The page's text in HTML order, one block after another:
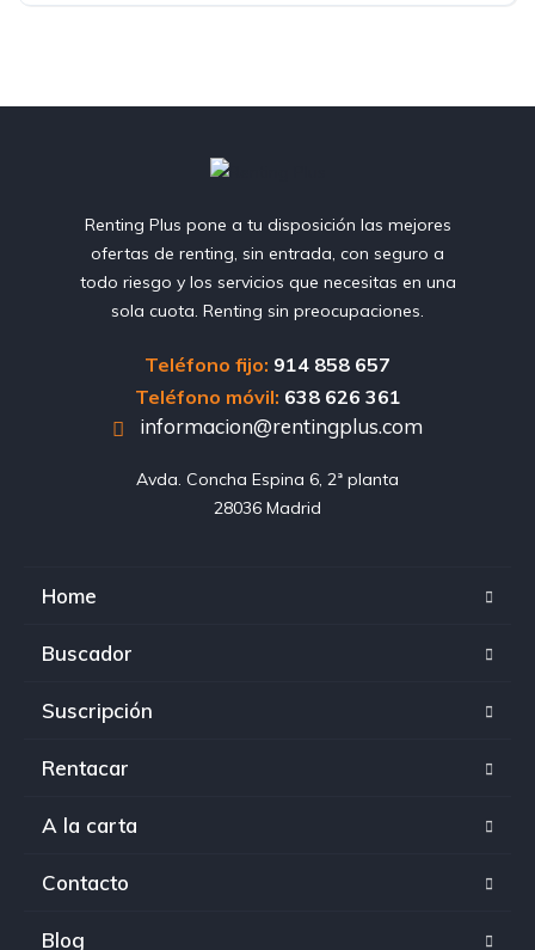
Renting Plus pone a tu disposición las mejores
ofertas de renting, sin entrada, con seguro a
todo riesgo y los servicios que necesitas en una
sola cuota. Renting sin preocupaciones.
Teléfono fijo: 914 858 657
Teléfono móvil: 638 626 361
informacion@rentingplus.com
Avda. Concha Espina 6, 2ª planta
28036 Madrid
Home
Buscador
Suscripción
Rentacar
A la carta
Contacto
Blog